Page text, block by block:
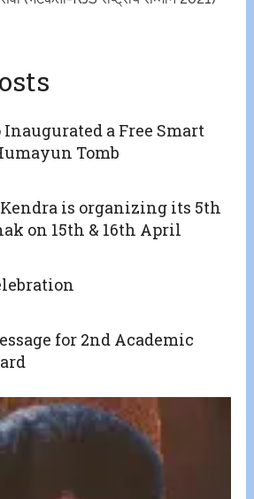
a Free Smart
Tomb
is organizing its 5th
on 15th & 16th April
for 2nd Academic